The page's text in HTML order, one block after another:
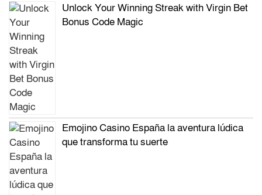
Unlock Your Winning Streak with Virgin Bet
Bonus Code Magic
Emojino Casino España la aventura lúdica
que transforma tu suerte